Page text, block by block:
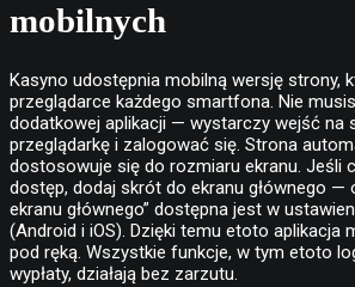
mobilnych
Kasyno udostępnia mobilną wersję strony,
przeglądarce każdego smartfona. Nie
dodatkowej aplikacji — wystarczy wejść na
przeglądarkę i zalogować się. Strona
dostosowuje się do rozmiaru ekranu. Jeśli
dostęp, dodaj skrót do ekranu głównego —
ekranu głównego” dostępna jest w
(Android i iOS). Dzięki temu etoto aplikacja
pod ręką. Wszystkie funkcje, w tym etoto
wypłaty, działają bez zarzutu.